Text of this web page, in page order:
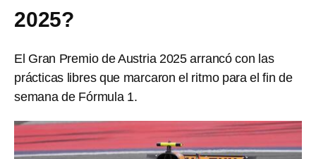
2025?
El Gran Premio de Austria 2025 arrancó con las
prácticas libres que marcaron el ritmo para el fin de
semana de Fórmula 1.